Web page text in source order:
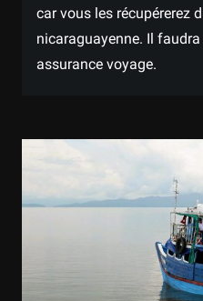
car vous les récupérerez
nicaraguayenne. Il
assurance voyage.